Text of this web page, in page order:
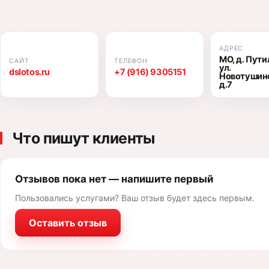
САЙТ
dslotos.ru
ТЕЛЕФОН
+7 (916) 9305151
АДРЕС
МО, д.
ул.
д.7
Что пишут клиенты
Отзывов пока нет — напишите первый
Пользовались услугами? Ваш отзыв будет здесь первым.
Оставить отзыв